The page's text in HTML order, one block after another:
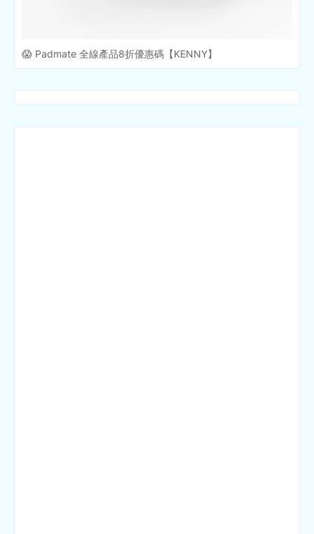
😱 Padmate 全線產品8折優惠碼【KENNY】